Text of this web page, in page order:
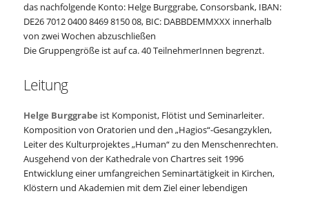
das nachfolgende Konto: Helge Burggrabe, Consorsbank, IBAN:
DE26 7012 0400 8469 8150 08, BIC: DABBDEMMXXX innerhalb
von zwei Wochen abzuschließen
Die Gruppengröße ist auf ca. 40 TeilnehmerInnen begrenzt.
Leitung
Helge Burggrabe ist Komponist, Flötist und Seminarleiter.
Komposition von Oratorien und den „Hagios“-Gesangzyklen,
Leiter des Kulturprojektes „Human“ zu den Menschenrechten.
Ausgehend von der Kathedrale von Chartres seit 1996
Entwicklung einer umfangreichen Seminartätigkeit in Kirchen,
Klöstern und Akademien mit dem Ziel einer lebendigen